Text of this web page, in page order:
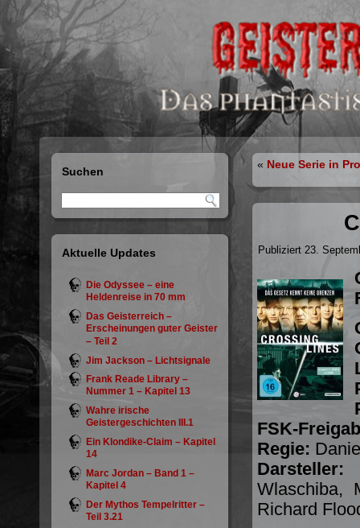
Suchen
Aktuelle Updates
Die Odyssee – eine
Heldenreise in 70 mm
Das Geisterreich –
Erscheinungen guter Geister
– Teil 2
Jim Jackson – Lichtsignale
Frank Reade Library –
Nummer 1 – Kapitel 13
Wahre irische
Geistergeschichten III.1
Ein Klondike-Claim – Kapitel
14
Marc Jordan – Band 1 –
Kapitel 4
Der Mythos Tempelritter –
Teil 3.21
« Neue Serie in
Publiziert 23.
FSK-
Regie:
Wlaschiba,
Richard